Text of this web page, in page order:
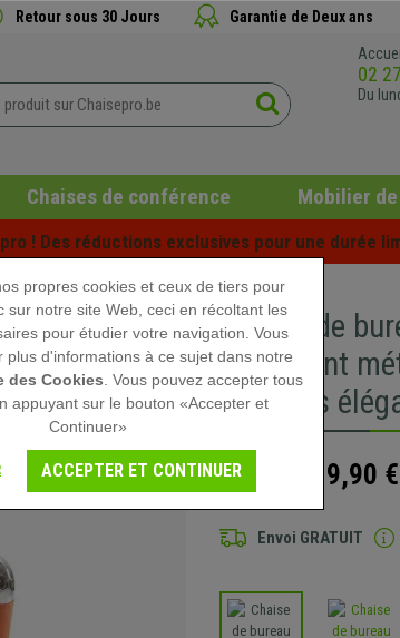
Retour sous 30 Jours Garantie de Deux ans
02
Du
Chaises de conférence Mobilier
! Des réductions exclusives pour une durée
Chaise de
Piétement
coutures
279,90 € 189,90 €
Envoi GRATUIT
propres cookies et ceux de tiers pour
sur notre site Web, ceci en récoltant les
pour étudier votre navigation. Vous
plus d'informations à ce sujet dans notre
des Cookies . Vous pouvez accepter tous
appuyant sur le bouton «Accepter et
Continuer»
ACCEPTER ET CONTINUER